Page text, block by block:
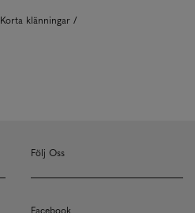
Korta klänningar
Följ Oss
Facebook